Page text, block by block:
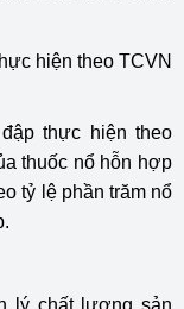
hiện theo TCVN
thực hiện theo
thuốc nổ hỗn hợp
tỷ lệ phần trăm nổ
lý chất lượng sản